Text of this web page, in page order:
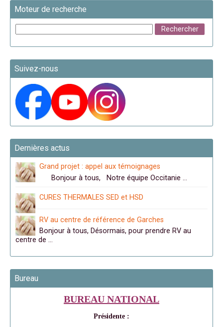
Moteur de recherche
Suivez-nous
Dernières actus
Grand projet : appel aux témoignages
Bonjour à tous, Notre équipe Occitanie …
CURES THERMALES SED et HSD
RV au centre de référence de Garches
Bonjour à tous, Désormais, pour prendre RV au
centre de …
Bureau
BUREAU NATIONAL
Présidente :